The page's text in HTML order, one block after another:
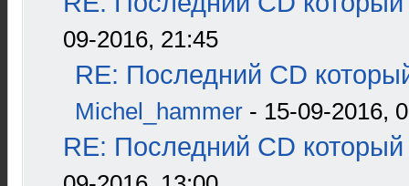
09-2016, 21:45
RE: Последний CD
Michel_hammer - 15-09-2016,
RE: Последний CD который